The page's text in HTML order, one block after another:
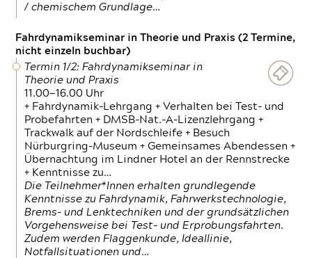
/ chemischem Grundlage…
Fahrdynamikseminar in Theorie und Praxis (2 Termine,
nicht einzeln buchbar)
Termin 1/2: Fahrdynamikseminar in
Theorie und Praxis
11.00—16.00 Uhr
+ Fahrdynamik-Lehrgang + Verhalten bei Test- und
Probefahrten + DMSB-Nat.-A-Lizenzlehrgang +
Trackwalk auf der Nordschleife + Besuch
Nürburgring-Museum + Gemeinsames Abendessen +
Übernachtung im Lindner Hotel an der Rennstrecke
+ Kenntnisse zu…
Die Teilnehmer*Innen erhalten grundlegende
Kenntnisse zu Fahrdynamik, Fahrwerkstechnologie,
Brems- und Lenktechniken und der grundsätzlichen
Vorgehensweise bei Test- und Erprobungsfahrten.
Zudem werden Flaggenkunde, Ideallinie,
Notfallsituationen und…